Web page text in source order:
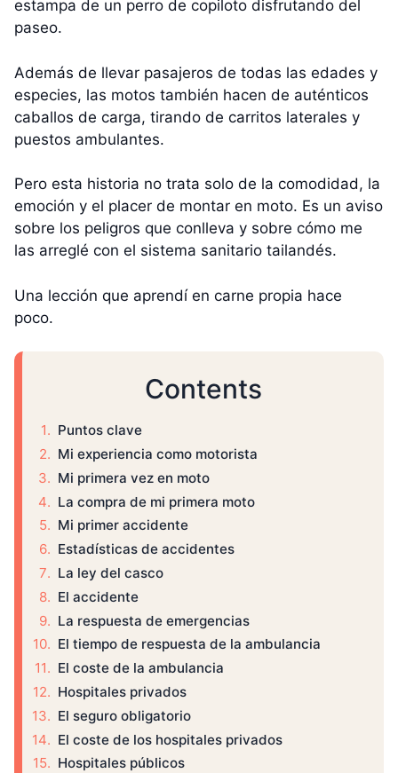
estampa de un perro de copiloto disfrutando del
paseo.
Además de llevar pasajeros de todas las edades y
especies, las motos también hacen de auténticos
caballos de carga, tirando de carritos laterales y
puestos ambulantes.
Pero esta historia no trata solo de la comodidad, la
emoción y el placer de montar en moto. Es un aviso
sobre los peligros que conlleva y sobre cómo me
las arreglé con el sistema sanitario tailandés.
Una lección que aprendí en carne propia hace
poco.
Contents
Puntos clave
Mi experiencia como motorista
Mi primera vez en moto
La compra de mi primera moto
Mi primer accidente
Estadísticas de accidentes
La ley del casco
El accidente
La respuesta de emergencias
El tiempo de respuesta de la ambulancia
El coste de la ambulancia
Hospitales privados
El seguro obligatorio
El coste de los hospitales privados
Hospitales públicos